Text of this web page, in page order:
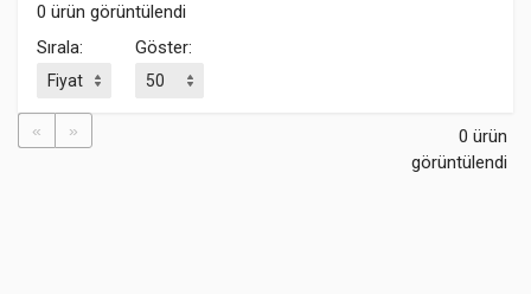
0 ürün görüntülendi
Sırala:
Göster:
« »
0 ürün
görüntülendi